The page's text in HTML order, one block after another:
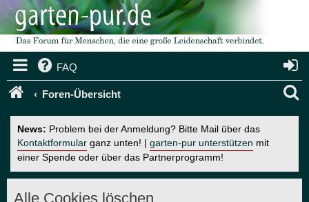
FAQ
Foren-Übersicht
News: Problem bei der Anmeldung? Bitte Mail über das
Kontaktformular ganz unten! | garten-pur unterstützen mit
einer Spende oder über das Partnerprogramm!
Alle Cookies löschen